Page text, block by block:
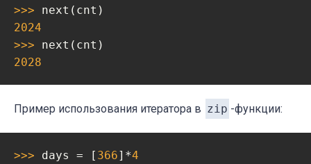
>>>
2024
>>>
2028
Пример использования итератора в zip -функции:
>>> days = [ 366]*4